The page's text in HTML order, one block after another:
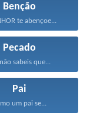
Benção
te abençoe...
Pecado
sabeis que...
Pai
um pai se...